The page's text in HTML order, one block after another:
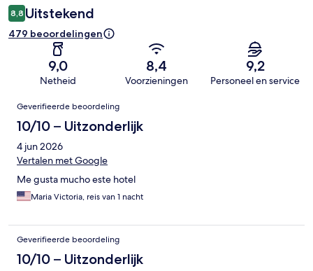
8,8 Uitstekend
479 beoordelingen
9,0
Netheid
8,4
Voorzieningen
9,2
Personeel en service
Beoordelingen
Geverifieerde beoordeling
10/10 – Uitzonderlijk
4 jun 2026
Vertalen met Google
Me gusta mucho este hotel
Maria Victoria, reis van 1 nacht
Geverifieerde beoordeling
10/10 – Uitzonderlijk